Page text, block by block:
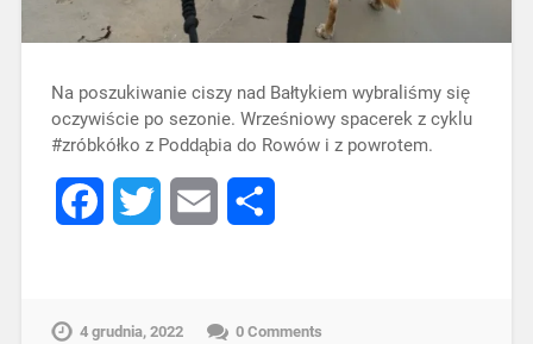
Na poszukiwanie ciszy nad Bałtykiem wybraliśmy się
oczywiście po sezonie. Wrześniowy spacerek z cyklu
#zróbkółko z Poddąbia do Rowów i z powrotem.
FacebookTwitter Email
4 grudnia, 2022 0 Comments